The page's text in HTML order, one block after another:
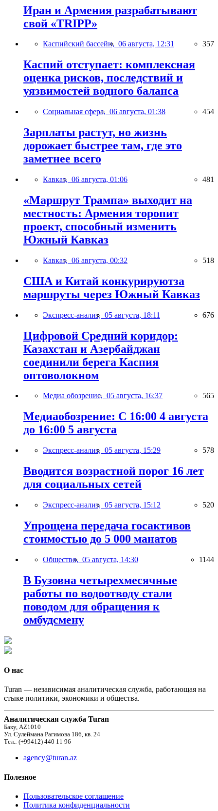
Иран и Армения разрабатывают
свой «TRIPP»
Каспийский бассейн, 06 августа, 12:31 357
Каспий отступает: комплексная
оценка рисков, последствий и
уязвимостей водного баланса
Социальная сфера, 06 августа, 01:38 454
Зарплаты растут, но жизнь
дорожает быстрее там, где это
заметнее всего
Кавказ, 06 августа, 01:06 481
«Маршрут Трампа» выходит на
местность: Армения торопит
проект, способный изменить
Южный Кавказ
Кавказ, 06 августа, 00:32 518
США и Китай конкурируютза
маршруты через Южный Кавказ
Экспресс-анализ, 05 августа, 18:11 676
Цифровой Средний коридор:
Казахстан и Азербайджан
соединили берега Каспия
оптоволокном
Медиа обозрение, 05 августа, 16:37 565
Медиаобозрение: С 16:00 4 августа
до 16:00 5 августа
Экспресс-анализ, 05 августа, 15:29 578
Вводится возрастной порог 16 лет
для социальных сетей
Экспресс-анализ, 05 августа, 15:12 520
Упрощена передача госактивов
стоимостью до 5 000 манатов
Общество, 05 августа, 14:30 1144
В Бузовна четырехмесячные
работы по водоотводу стали
поводом для обращения к
омбудсмену
О нас
Turan — независимая аналитическая служба, работающая на
стыке политики, экономики и общества.
Аналитическая служба Turan
Баку, AZ1010
Ул. Сулеймана Рагимова 186, кв. 24
Тел.: (+99412) 440 11 96
agency@turan.az
Полезное
Пользовательское соглашение
Политика конфиденциальности